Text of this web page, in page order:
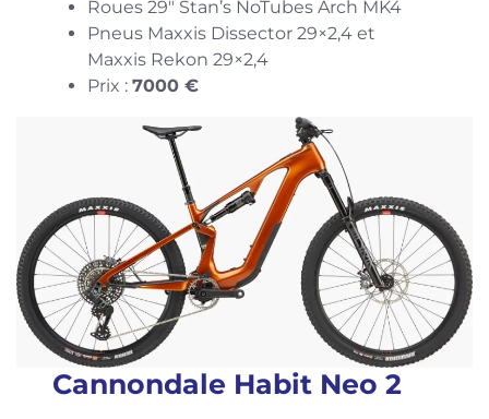
Roues 29″ Stan’s NoTubes Arch MK4
Pneus Maxxis Dissector 29×2,4 et
Maxxis Rekon 29×2,4
Prix :7000 €
Cannondale Habit Neo 2